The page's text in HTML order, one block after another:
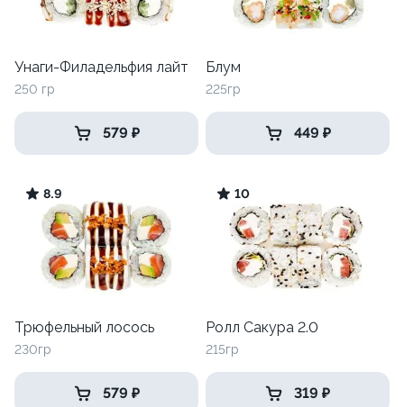
Унаги-Филадельфия лайт
250 гр
579 ₽
Блум
225гр
449 ₽
8.9
Трюфельный лосось
230гр
579 ₽
10
Ролл Сакура 2.0
215гр
319 ₽